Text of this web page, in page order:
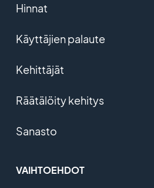
Hinnat
Käyttäjien palaute
Kehittäjät
Räätälöity kehitys
Sanasto
VAIHTOEHDOT